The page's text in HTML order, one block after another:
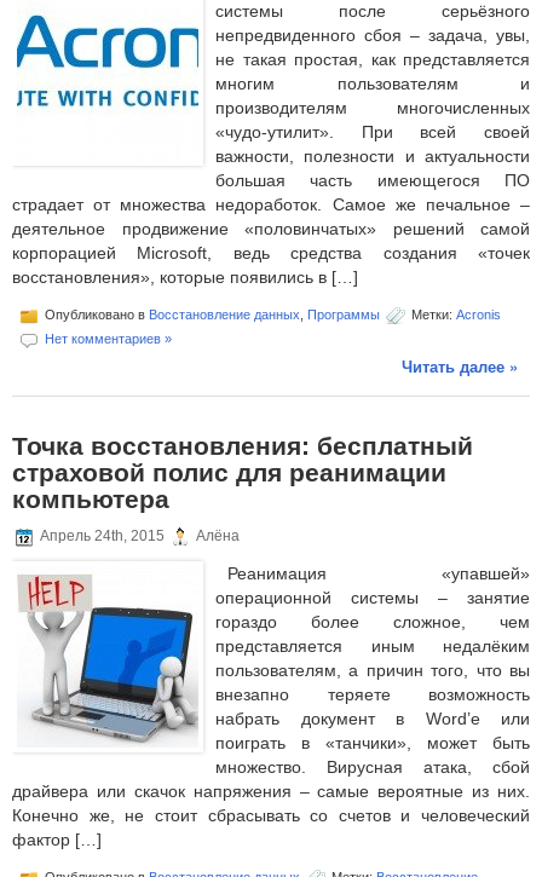
системы после серьёзного
непредвиденного сбоя – задача, увы,
не такая простая, как представляется
многим пользователям и
производителям многочисленных
«чудо-утилит». При всей своей
важности, полезности и актуальности
большая часть имеющегося ПО
страдает от множества недоработок. Самое же печальное –
деятельное продвижение «половинчатых» решений самой
корпорацией Microsoft, ведь средства создания «точек
восстановления», которые появились в […]
Опубликовано в Восстановление данных Программы Метки: Acronis
Нет комментариев »
Читать далее »
Точка восстановления: бесплатный
страховой полис для реанимации
компьютера
Апрель 24th, 2015 Алёна
Реанимация «упавшей»
операционной системы – занятие
гораздо более сложное, чем
представляется иным недалёким
пользователям, а причин того, что вы
внезапно теряете возможность
набрать документ в Word’е или
поиграть в «танчики», может быть
множество. Вирусная атака, сбой
драйвера или скачок напряжения – самые вероятные из них.
Конечно же, не стоит сбрасывать со счетов и человеческий
фактор […]